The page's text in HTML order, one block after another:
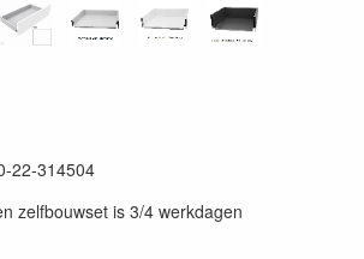
22-314504
zelfbouwset is 3/4 werkdagen